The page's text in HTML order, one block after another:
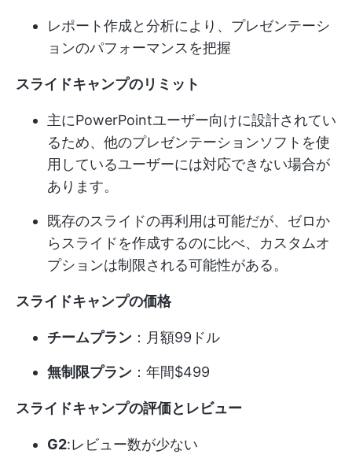
レポート作成と分析により、プレゼンテーシ
ョンのパフォーマンスを把握
スライドキャンプのリミット
主にPowerPointユーザー向けに設計されてい
るため、他のプレゼンテーションソフトを使
用しているユーザーには対応できない場合が
あります。
既存のスライドの再利用は可能だが、ゼロか
らスライドを作成するのに比べ、カスタムオ
プションは制限される可能性がある。
スライドキャンプの価格
チームプラン ：月額99ドル
無制限プラン ：年間$499
スライドキャンプの評価とレビュー
G2:レビュー数が少ない